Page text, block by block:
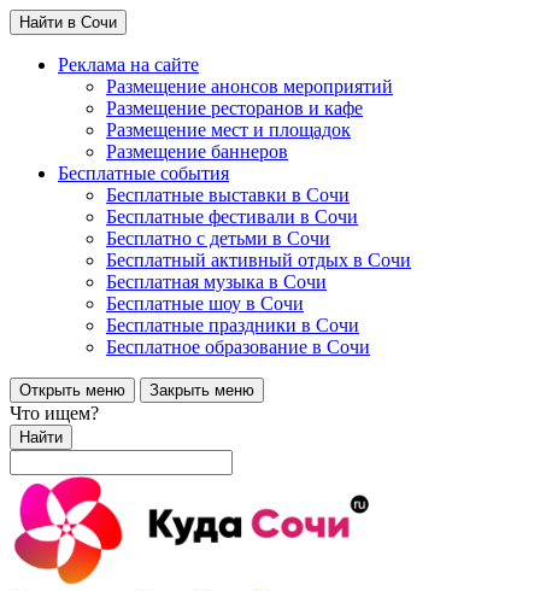
Найти в Сочи
Реклама на сайте
Размещение анонсов мероприятий
Размещение ресторанов и кафе
Размещение мест и площадок
Размещение баннеров
Бесплатные события
Бесплатные выставки в Сочи
Бесплатные фестивали в Сочи
Бесплатно с детьми в Сочи
Бесплатный активный отдых в Сочи
Бесплатная музыка в Сочи
Бесплатные шоу в Сочи
Бесплатные праздники в Сочи
Бесплатное образование в Сочи
Открыть меню Закрыть меню
Что ищем?
Найти